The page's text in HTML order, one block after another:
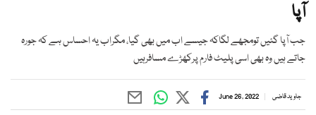
آپا
جب آپا گئیں تومجھے لگاکہ جیسے اب میں بھی گیا، مگراب یہ احساس ہے کہ جورہ
جاتے ہیں وہ بھی اسی پلیٹ فارم پرکھڑے مسافرہیں
جاوید قاضی June 26, 2022